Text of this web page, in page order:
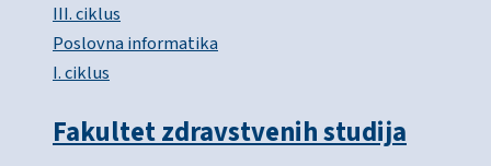
III. ciklus
Poslovna informatika
I. ciklus
Fakultet zdravstvenih studija